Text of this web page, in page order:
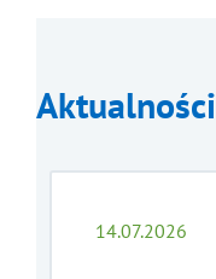
Aktualności
14.07.2026